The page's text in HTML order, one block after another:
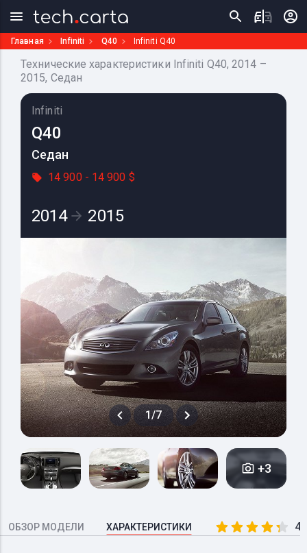
Главная Infiniti Q40 Infiniti Q40
Технические характеристики Infiniti Q40, 2014 –
2015, Седан
Infiniti
Q40
Седан
14 900 - 14 900 $
2014 2015
1/7
+3
ОБЗОР МОДЕЛИ ХАРАКТЕРИСТИКИ